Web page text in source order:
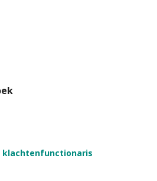
klachtenfunctionaris